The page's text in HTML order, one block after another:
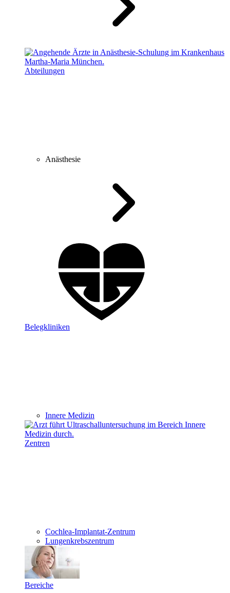
Abteilungen
Anästhesie
Belegkliniken
Innere Medizin
Zentren
Cochlea-Implantat-Zentrum
Lungenkrebszentrum
Bereiche